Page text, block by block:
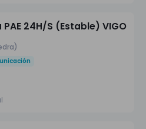
24H/S (Estable) VIGO